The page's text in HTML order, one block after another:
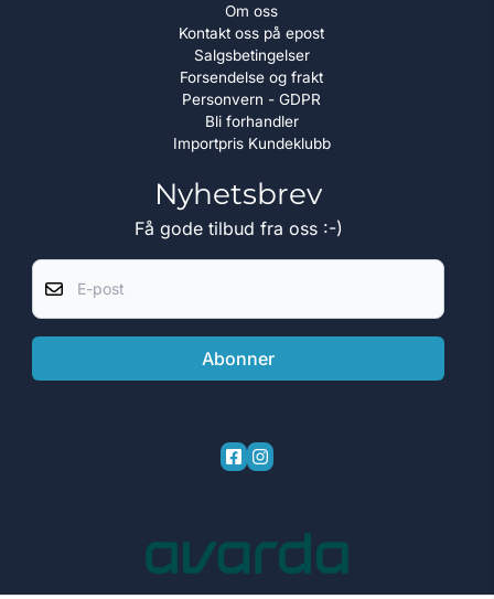
Om oss
Kontakt oss på epost
Salgsbetingelser
Forsendelse og frakt
Personvern - GDPR
Bli forhandler
Importpris Kundeklubb
Nyhetsbrev
Få gode tilbud fra oss :-)
Abonner